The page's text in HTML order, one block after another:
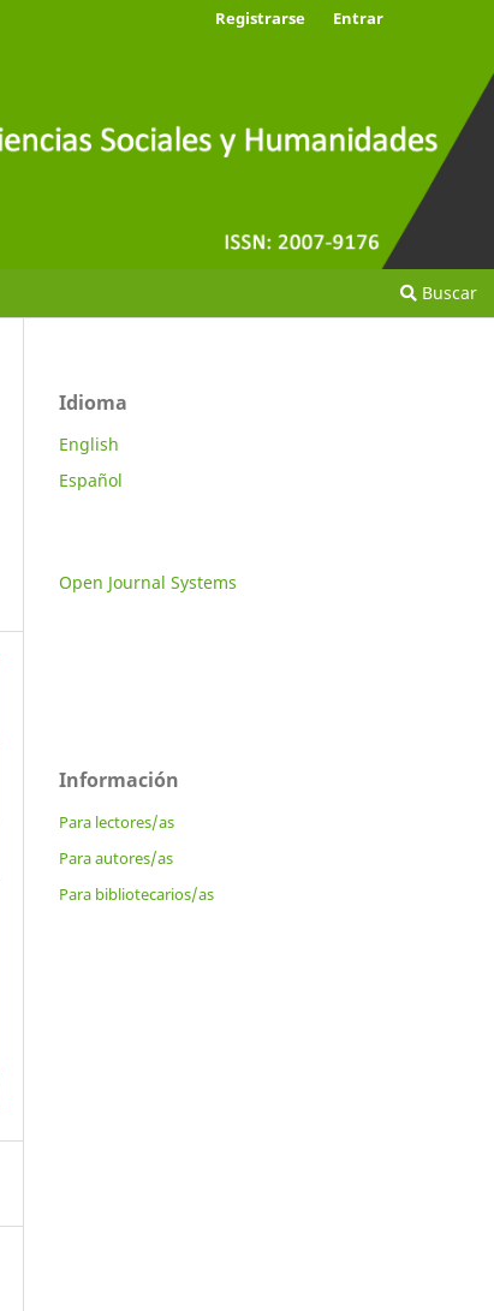
Buscar
Registrarse Entrar
Idioma
English
Español
Open Journal Systems
Información
Para lectores/as
Para autores/as
Para bibliotecarios/as